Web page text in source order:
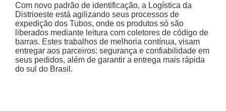
Com novo padrão de identificação, a Logística da
Distrioeste está agilizando seus processos de
expedição dos Tubos, onde os produtos só são
liberados mediante leitura com coletores de código de
barras. Estes trabalhos de melhoria contínua, visam
entregar aos parceiros: segurança e confiabilidade em
seus pedidos, além de garantir a entrega mais rápida
do sul do Brasil.